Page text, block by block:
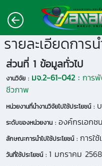
ส่วนที่ 1 ข้อมูลทั่วไป
งานวิจัย : มจ.2-61-042 : การ
ชีวภาพ
หน่วยงานที่นำงานวิจัยไปใช้ประโยชน์ :
ระดับของหน่วยงาน : องค์กรเอกชน
ลักษณะการนำไปใช้ประโยชน์ : การใ
วันที่ใช้ประโยชน์ : 1 มกราคม